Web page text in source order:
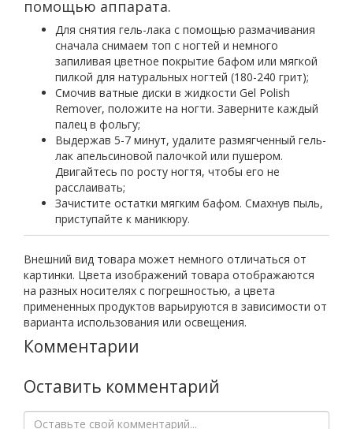
помощью аппарата.
Для снятия гель-лака с помощью размачивания
сначала снимаем топ с ногтей и немного
запиливая цветное покрытие бафом или мягкой
пилкой для натуральных ногтей (180-240 грит);
Смочив ватные диски в жидкости Gel Polish
Remover, положите на ногти. Заверните каждый
палец в фольгу;
Выдержав 5-7 минут, удалите размягченный гель-
лак апельсиновой палочкой или пушером.
Двигайтесь по росту ногтя, чтобы его не
расслаивать;
Зачистите остатки мягким бафом. Смахнув пыль,
приступайте к маникюру.
Внешний вид товара может немного отличаться от
картинки. Цвета изображений товара отображаются
на разных носителях с погрешностью, а цвета
примененных продуктов варьируются в зависимости от
варианта использования или освещения.
Комментарии
Оставить комментарий